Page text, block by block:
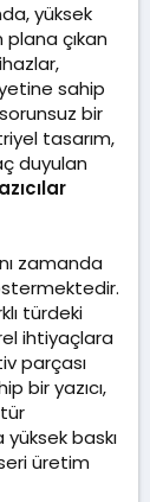
yüksek
plana çıkan
sahip
bir
tasarım,
duyulan
zamanda
türdeki
ihtiyaçlara
parçası
bir yazıcı,
baskı
üretim